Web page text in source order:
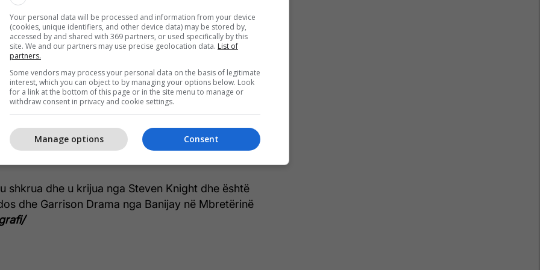
së Dytë Botërore, ndërsa rindërtimi i
gjatë Blitz-it, fillon të përshpejtohet.
serial u bashkohen Jessica Brown Findlay
("The Day of the Jackal") dhe Lucy
nuk është caktuar ende, por në Mbretërinë e
premierë në BBC iPlayer dhe BBC One,
e botës do të jetë në gjendje ta shikojë atë në
shkrua dhe u krijua nga Steven Knight dhe është
dhe Garrison Drama nga Banijay në Mbretërinë
Your personal data will be processed and information from your device
(cookies, unique identifiers, and other device data) may be stored by,
accessed by and shared with 369 partners, or used specifically by this
site. We and our partners may use precise geolocation data. List of
partners.
Some vendors may process your personal data on the basis of legitimate
interest, which you can object to by managing your options below. Look
for a link at the bottom of this page or in the site menu to manage or
withdraw consent in privacy and cookie settings.
Consent
Manage options